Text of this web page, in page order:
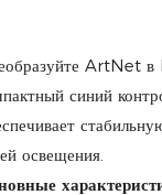
ArtNet
синий
освещения.